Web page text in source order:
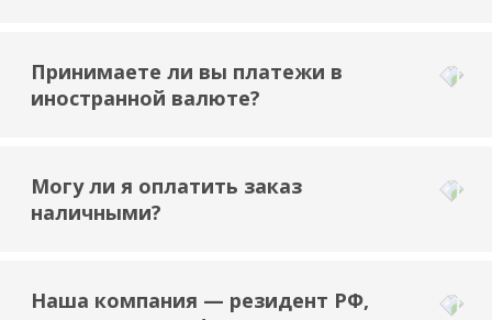
Принимаете ли вы платежи в
иностранной валюте?
Могу ли я оплатить заказ
наличными?
Наша компания — резидент РФ,